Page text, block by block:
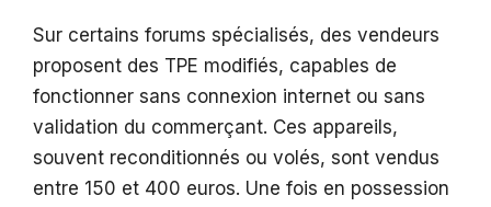
Sur certains forums spécialisés, des vendeurs
proposent des TPE modifiés, capables de
fonctionner sans connexion internet ou sans
validation du commerçant. Ces appareils,
souvent reconditionnés ou volés, sont vendus
entre 150 et 400 euros. Une fois en possession